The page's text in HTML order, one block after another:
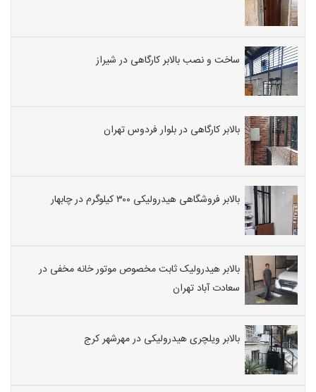
ساخت و نصب بالابر کارگاهی در شیراز
بالابر کارگاهی در بلوار فردوس تهران
بالابر فروشگاهی هیدرولیکی ۳۰۰ کیلوگرم در چابهار
بالابر هیدرولیک ثابت مخصوص موتور خانه مخفی در
سعادت آباد تهران
بالابر ویلچری هیدرولیکی در مهرشهر کرج